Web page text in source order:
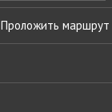
Проложить маршрут